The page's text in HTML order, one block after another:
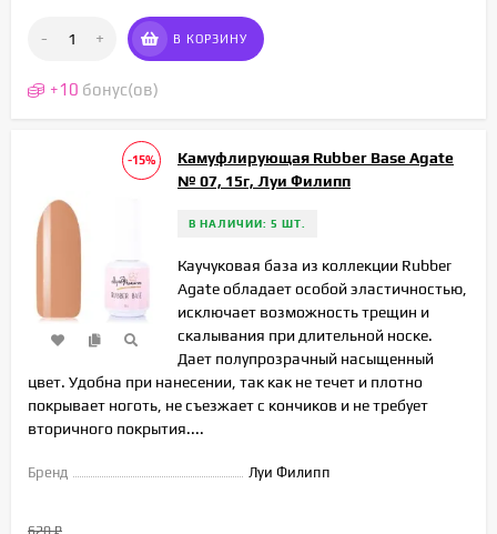
- + В КОРЗИНУ
+10 бонус(ов)
-15%
Камуфлирующая Rubber Base Agate
№ 07, 15г, Луи Филипп
В НАЛИЧИИ: 5 ШТ.
Каучуковая база из коллекции Rubber
Agate обладает особой эластичностью,
исключает возможность трещин и
скалывания при длительной носке.
Дает полупрозрачный насыщенный
цвет. Удобна при нанесении, так как не течет и плотно
покрывает ноготь, не съезжает с кончиков и не требует
вторичного покрытия....
Бренд Луи Филипп
620₽